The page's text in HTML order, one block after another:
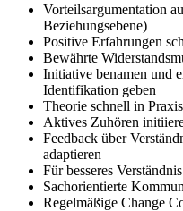
Vorteilsargumentation
Beziehungsebene)
Positive Erfahrungen
Bewährte
Initiative benamen und
Identifikation geben
Theorie schnell in
Aktives Zuhören
Feedback über
adaptieren
Für besseres
Sachorientierte
Regelmäßige Change